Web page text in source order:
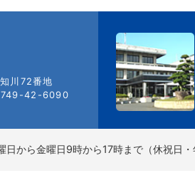
川72番地
42-6090
日から金曜日9時から17時まで（休祝日・